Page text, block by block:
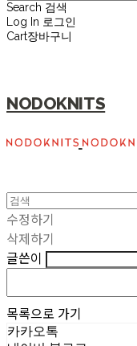
Search 검색
Log In 로그인
Cart장바구니
NODOKNITS
수정하기
삭제하기
글쓴이
목록으로 가기
카카오톡